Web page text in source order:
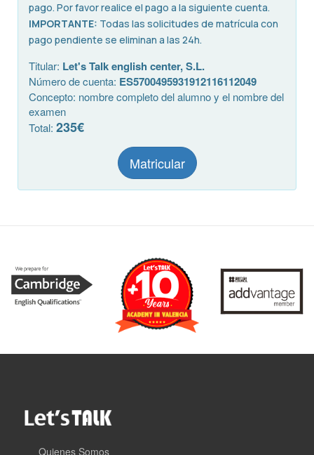
pago. Por favor realice el pago a la siguiente cuenta.
IMPORTANTE: Todas las solicitudes de matrícula con
pago pendiente se eliminan a las 24h.
Titular: Let's Talk english center, S.L.
Número de cuenta: ES5700495931912116112049
Concepto: nombre completo del alumno y el nombre del
examen
Total: 235€
Matricular
Quienes Somos